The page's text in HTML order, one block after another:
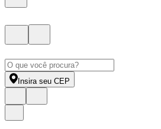
Insira seu CEP